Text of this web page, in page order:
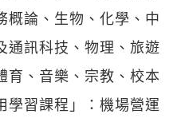
概論、生物、化學、中
通訊科技、物理、旅遊
育、音樂、宗教、校本
學習課程」：機場營運